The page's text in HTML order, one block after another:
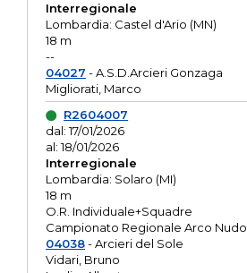
Interregionale
Lombardia: Castel d'Ario (MN)
18 m
--
04027 - A.S.D.Arcieri Gonzaga
Migliorati, Marco
R2604007
dal: 17/01/2026
al: 18/01/2026
Interregionale
Lombardia: Solaro (MI)
18 m
O.R. Individuale+Squadre
Campionato Regionale Arco Nudo
04038- Arcieri del Sole
Vidari, Bruno